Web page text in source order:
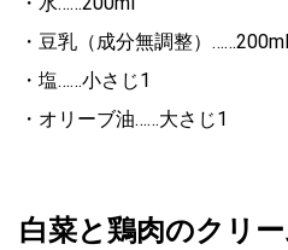
・豆乳（成分無調整）……200ml
・塩……小さじ1
・オリーブ油……大さじ1
白菜と鶏肉のクリ